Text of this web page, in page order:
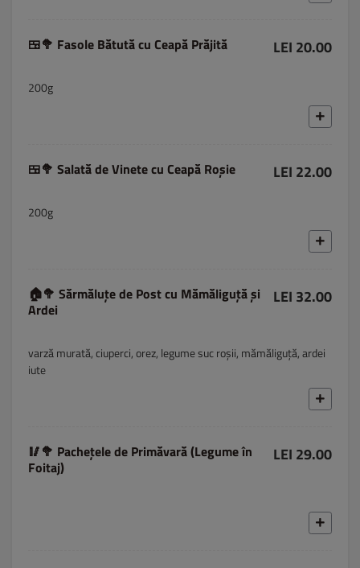
🍱🥦 Fasole Bătută cu Ceapă Prăjită LEI 20.00
200g
🍱🥦 Salată de Vinete cu Ceapă Roșie LEI 22.00
200g
🏠🥦 Sărmăluțe de Post cu Mămăliguță și
Ardei
LEI 32.00
varză murată, ciuperci, orez, legume suc roșii, mămăliguță, ardei
iute
🥢🥦 Pachețele de Primăvară (Legume în
Foitaj)
LEI 29.00